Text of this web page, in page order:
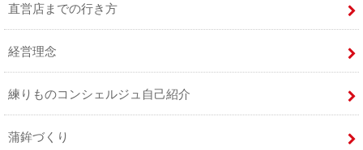
直営店までの行き方
経営理念
練りものコンシェルジュ自己紹介
蒲鉾づくり